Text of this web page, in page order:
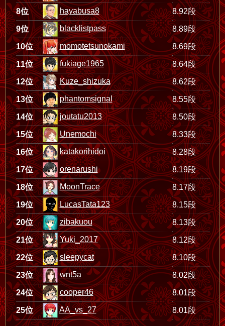
8位 hayabusa8 8.92段
9位 blacklistpass 8.89段
10位 momotetsunokami 8.69段
11位 fukiage1965 8.64段
12位 Kuze_shizuka 8.62段
13位 phantomsignal 8.55段
14位 joutatu2013 8.50段
15位 Unemochi 8.33段
16位 katakorihidoi 8.28段
17位 orenarushi 8.19段
18位 MoonTrace 8.17段
19位 LucasTata123 8.15段
20位 zibakuou 8.13段
21位 Yuki_2017 8.12段
22位 sleepycat 8.10段
23位 wnt5a 8.02段
24位 cooper46 8.01段
25位 AA_vs_27 8.01段